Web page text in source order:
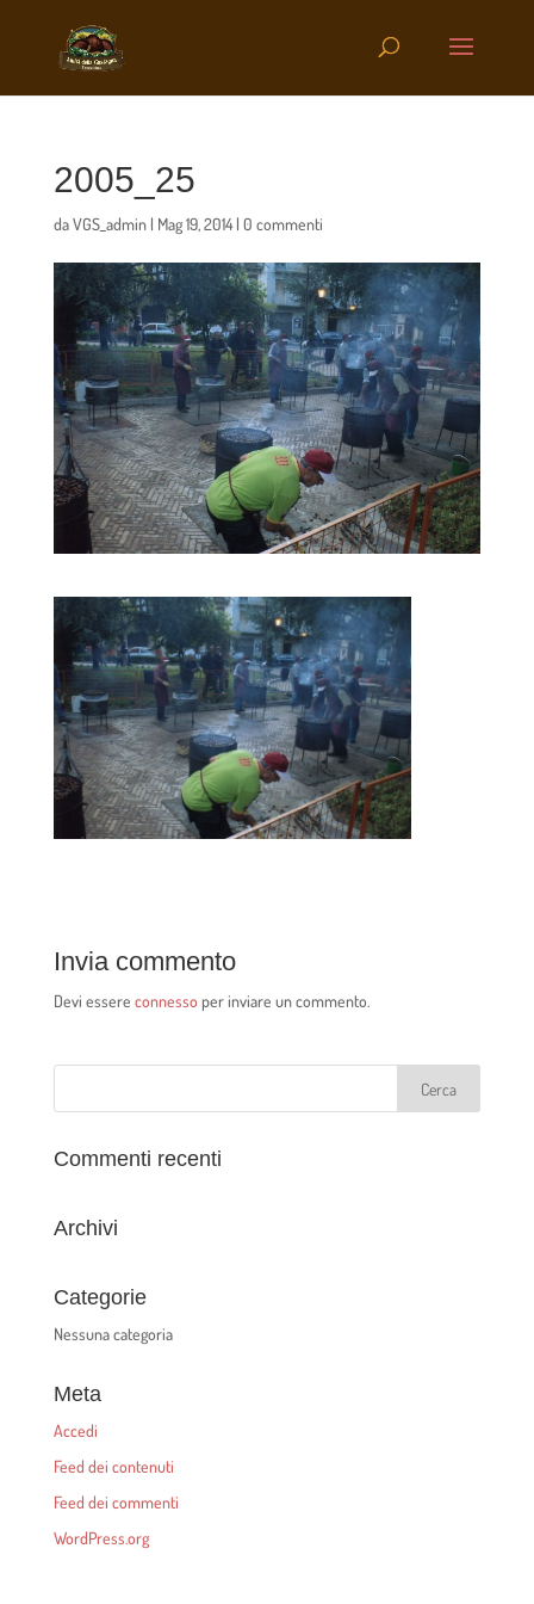
2005_25
daVGS_admin| Mag 19, 2014| 0 commenti
Invia commento
Devi essere connesso per inviare un commento.
Commenti recenti
Archivi
Categorie
Nessuna categoria
Meta
Accedi
Feed dei contenuti
Feed dei commenti
WordPress.org